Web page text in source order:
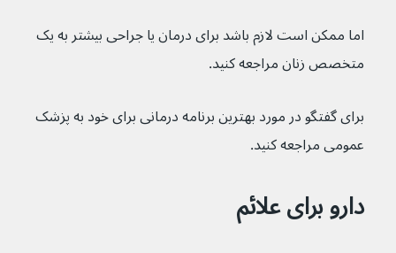
اما ممکن است لازم باشد برای درمان یا جراحی بیشتر به یک
متخصص زنان مراجعه کنید.
برای گفتگو در مورد بهترین برنامه درمانی برای خود به پزشک
عمومی مراجعه کنید.
دارو برای علائم